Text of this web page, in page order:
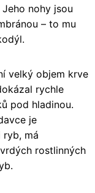
nohy jsou
– to mu
velký objem krve
rychle
pod hladinou.
je
ryb, má
rostlinných